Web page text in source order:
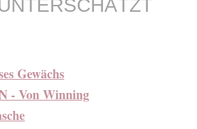
Gewächs
- Von Winning